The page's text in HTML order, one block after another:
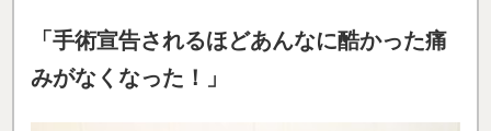
「手術宣告されるほどあんなに酷かった痛
みがなくなった！」